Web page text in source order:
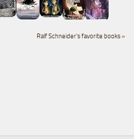
Ralf Schneider's favorite books »